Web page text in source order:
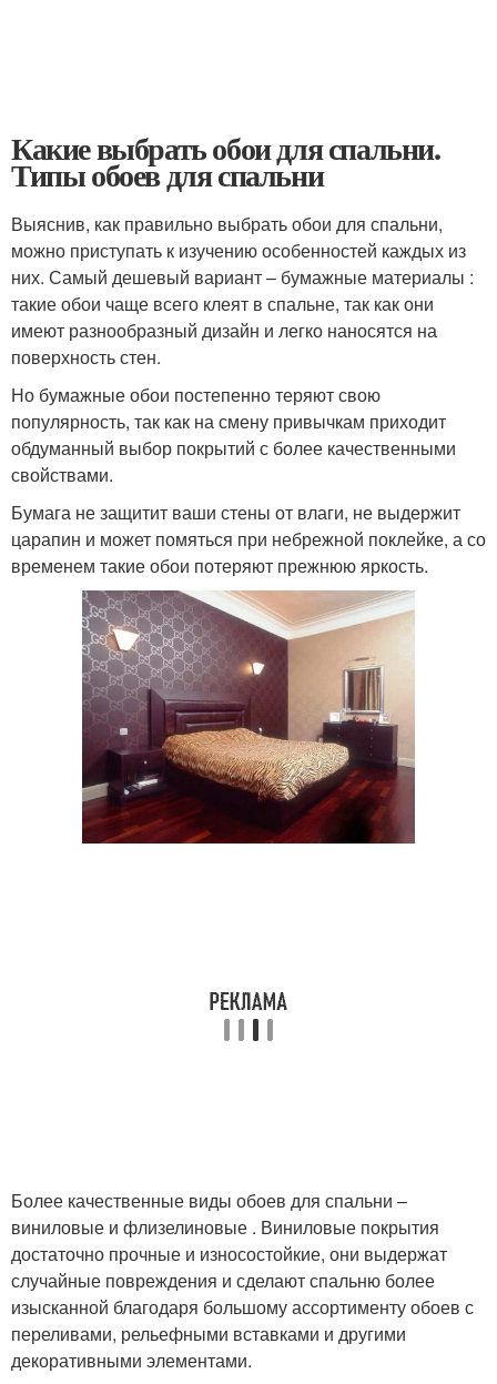
Какие выбрать обои для спальни.
Типы обоев для спальни
Выяснив, как правильно выбрать обои для спальни,
можно приступать к изучению особенностей каждых из
них. Самый дешевый вариант – бумажные материалы :
такие обои чаще всего клеят в спальне, так как они
имеют разнообразный дизайн и легко наносятся на
поверхность стен.
Но бумажные обои постепенно теряют свою
популярность, так как на смену привычкам приходит
обдуманный выбор покрытий с более качественными
свойствами.
Бумага не защитит ваши стены от влаги, не выдержит
царапин и может помяться при небрежной поклейке, а со
временем такие обои потеряют прежнюю яркость.
Более качественные виды обоев для спальни –
виниловые и флизелиновые . Виниловые покрытия
достаточно прочные и износостойкие, они выдержат
случайные повреждения и сделают спальню более
изысканной благодаря большому ассортименту обоев с
переливами, рельефными вставками и другими
декоративными элементами.